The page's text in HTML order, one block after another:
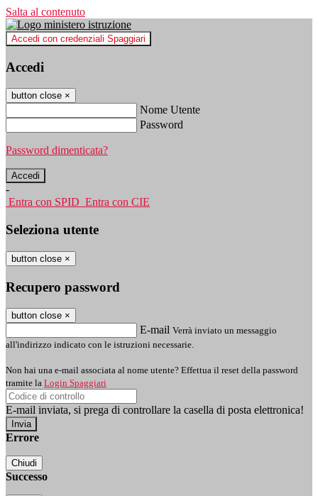
Salta al contenuto
Accedi con credenziali Spaggiari
Accedi
button close ×
Nome Utente
Password
Password dimenticata?
-
Entra con SPID Entra con CIE
Seleziona utente
button close ×
Recupero password
button close ×
E-mail Verrà inviato un messaggio
all'indirizzo indicato con le istruzioni necessarie.
Non hai una e-mail associata al nome utente? Effettua il reset della password
tramite la Login Spaggiari
E-mail inviata, si prega di controllare la casella di posta elettronica!
Errore
Chiudi
Successo